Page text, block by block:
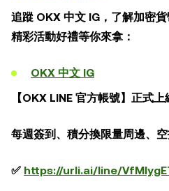
追蹤 OKX 中文 IG，了解加密
精彩活動好禮等你來拿：
OKX 中文 IG
【OKX LINE 官方帳號】正式上
每週簽到、積分換限量周邊、
✅ https://urli.ai/line/